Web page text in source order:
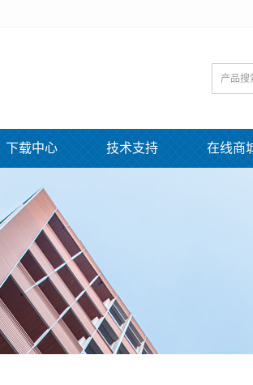
下载中心 技术支持 在线商